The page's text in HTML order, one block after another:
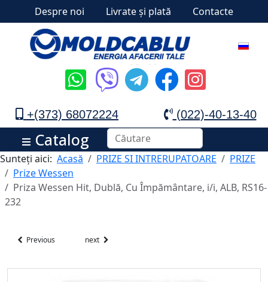
Despre noi Livrate și plată Contacte
+(373) 68072224 (022)-40-13-40
Catalog
Sunteți aici: Acasă PRIZE SI INTRERUPATOARE
PRIZE
Prize Wessen
Priza Wessen Hit, Dublă, Cu Împământare, i/i, ALB, RS16-
232
Previous next